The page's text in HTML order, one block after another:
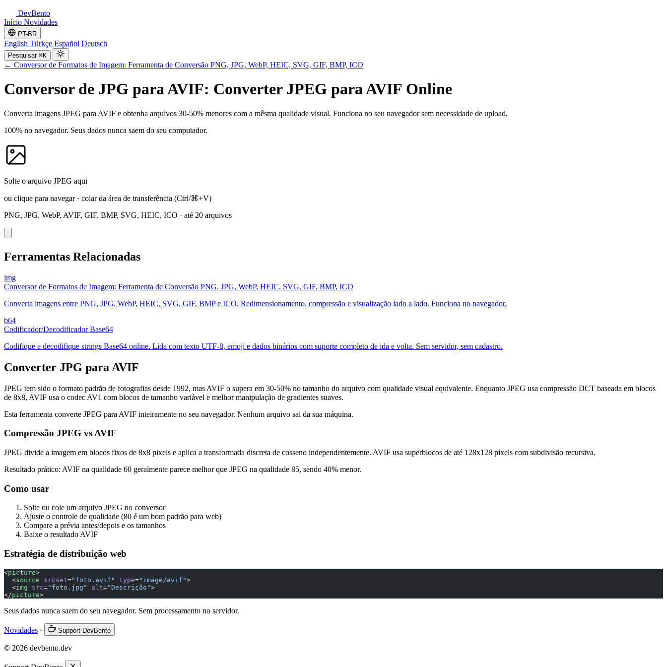
DevBento
Início Novidades
PT-BR
English Türkçe Español Deutsch
Pesquisar ⌘K
← Conversor de Formatos de Imagem: Ferramenta de Conversão PNG, JPG, WebP, HEIC, SVG, GIF, BMP, ICO
Conversor de JPG para AVIF: Converter JPEG para AVIF Online
Converta imagens JPEG para AVIF e obtenha arquivos 30-50% menores com a mêsma qualidade visual. Funciona no seu navegador sem necessidade de upload.
100% no navegador. Seus dados nunca saem do seu computador.
Solte o arquivo JPEG aqui
ou clique para navegar· colar da área de transferência (Ctrl/⌘+V)
PNG, JPG, WebP, AVIF, GIF, BMP, SVG, HEIC, ICO · até 20 arquivos
Ferramentas Relacionadas
img
Conversor de Formatos de Imagem: Ferramenta de Conversão PNG, JPG, WebP, HEIC, SVG, GIF, BMP, ICO
Converta imagens entre PNG, JPG, WebP, HEIC, SVG, GIF, BMP e ICO. Redimensionamento, compressão e visualização lado a lado. Funciona no navegador.
b64
Codificador/Decodificador Base64
Codifique e decodifique strings Base64 online. Lida com texto UTF-8, emoji e dados binários com suporte completo de ida e volta. Sem servidor, sem cadastro.
Converter JPG para AVIF
JPEG tem sido o formato padrão de fotografias desde 1992, mas AVIF o supera em 30-50% no tamanho do arquivo com qualidade visual equivalente. Enquanto JPEG usa compressão DCT baseada em blocos
de 8x8, AVIF usa o codec AV1 com blocos de tamanho variável e melhor manipulação de gradientes suaves.
Esta ferramenta converte JPEG para AVIF inteiramente no seu navegador. Nenhum arquivo sai da sua máquina.
Compressão JPEG vs AVIF
JPEG divide a imagem em blocos fixos de 8x8 pixels e aplica a transformada discreta de cosseno independentemente. AVIF usa superblocos de até 128x128 pixels com subdivisão recursiva.
Resultado prático: AVIF na qualidade 60 geralmente parece melhor que JPEG na qualidade 85, sendo 40% menor.
Como usar
Solte ou cole um arquivo JPEG no conversor
Ajuste o controle de qualidade (80 é um bom padrão para web)
Compare a prévia antes/depois e os tamanhos
Baixe o resultado AVIF
Estratégia de distribuição web
<picture>
  <
source srcset="foto.avif" type="image/avif">
  <
img src="foto.jpg" alt="Descrição">
</picture>
Seus dados nunca saem do seu navegador. Sem processamento no servidor.
Novidades · Support DevBento
© 2026 devbento.dev